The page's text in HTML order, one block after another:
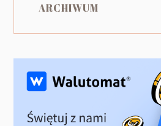
ARCHIWUM